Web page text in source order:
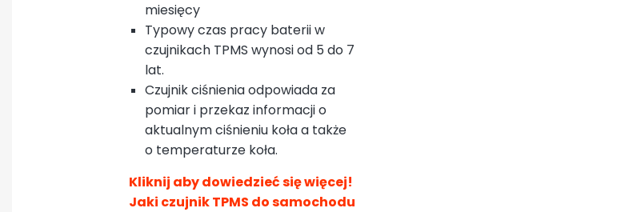
miesięcy
Typowy czas pracy baterii w
czujnikach TPMS wynosi od 5 do 7
lat.
Czujnik ciśnienia odpowiada za
pomiar i przekaz informacji o
aktualnym ciśnieniu koła a także
o temperaturze koła.
Kliknij aby dowiedzieć się więcej!
Jaki czujnik TPMS do samochodu